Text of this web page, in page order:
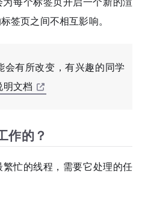
签页之间不相互影响。
会有所改变，有兴趣的同学
明文档
作的？
忙的线程，需要它处理的任